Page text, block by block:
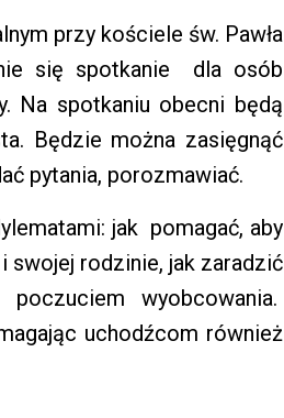
przy kościele św. Pawła
się spotkanie dla osób
Na spotkaniu obecni będą
Będzie można zasięgnąć
pytania, porozmawiać.
jak pomagać, aby
swojej rodzinie, jak zaradzić
wyobcowania.
uchodźcom również